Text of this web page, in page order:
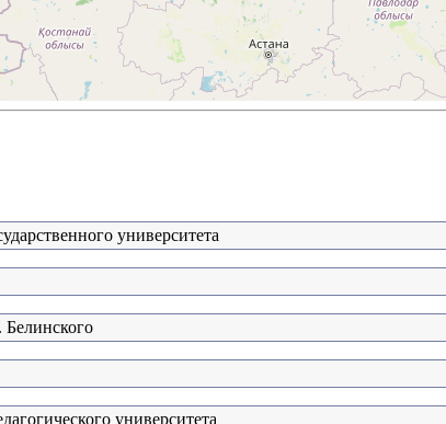
университета
Белинского
университета